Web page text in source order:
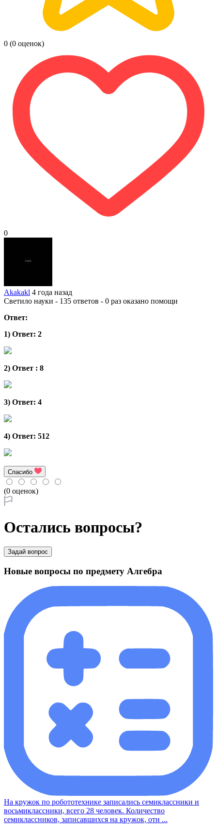
0 (0 оценок)
0
Akakakl 4 года назад
Светило науки - 135 ответов - 0 раз оказано помощи
Ответ:
1) Ответ: 2
2) Ответ : 8
3) Ответ: 4
4) Ответ: 512
Спасибо
(0 оценок)
Остались вопросы?
Задай вопрос
Новые вопросы по предмету Алгебра
На кружок по робототехнике записались семиклассники и
восьмиклассники, всего 28 человек. Количество
семиклассников, записавшихся на кружок, отн ...